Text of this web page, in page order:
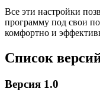
Все эти настройки
программу под свои
комфортно и
Список
Версия 1.0